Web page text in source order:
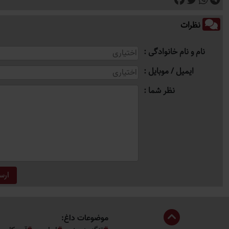
نظرات
نام و نام خانوادگی
ایمیل / موبایل
نظر شما
موضوعات داغ: